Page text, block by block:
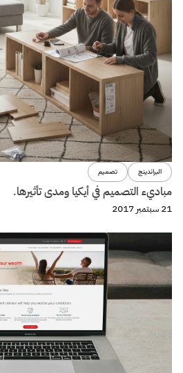
البراندينج تصميم
مباديء التصميم في أيكيا ومدى تأثيرها.
21 سبتمبر 2017